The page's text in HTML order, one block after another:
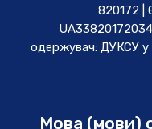
820172 |
одержувач: ДУКСУ у
Мова (мови)